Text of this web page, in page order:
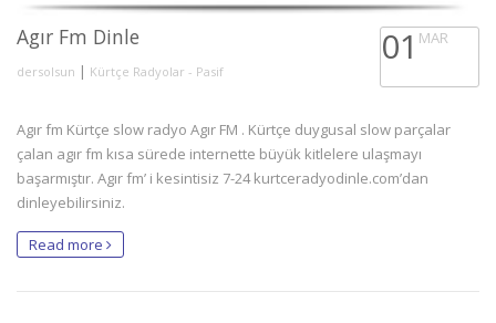
Agır Fm Dinle
dersolsun | Kürtçe Radyolar - Pasif
01 MAR
Agır fm Kürtçe slow radyo Agır FM . Kürtçe duygusal slow parçalar
çalan agır fm kısa sürede internette büyük kitlelere ulaşmayı
başarmıştır. Agır fm’ i kesintisiz 7-24 kurtceradyodinle.com’dan
dinleyebilirsiniz.
Read more